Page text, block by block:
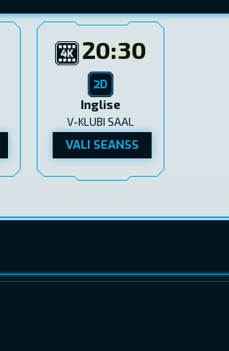
20:30
Inglise
V-KLUBI SAAL
VALI SEANSS